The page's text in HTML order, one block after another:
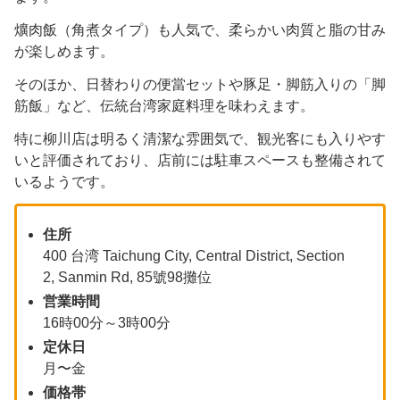
爌肉飯（角煮タイプ）も人気で、柔らかい肉質と脂の甘み
が楽しめます。
そのほか、日替わりの便當セットや豚足・脚筋入りの「脚
筋飯」など、伝統台湾家庭料理を味わえます。
特に柳川店は明るく清潔な雰囲気で、観光客にも入りやす
いと評価されており、店前には駐車スペースも整備されて
いるようです。
住所
400 台湾 Taichung City, Central District, Section
2, Sanmin Rd, 85號98攤位
営業時間
16時00分～3時00分
定休日
月〜金
価格帯